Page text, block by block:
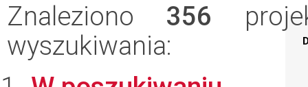
Znaleziono 356
wyszukiwania: